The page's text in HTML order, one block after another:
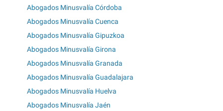
Abogados Minusvalía Córdoba
Abogados Minusvalía Cuenca
Abogados Minusvalía Gipuzkoa
Abogados Minusvalía Girona
Abogados Minusvalía Granada
Abogados Minusvalía Guadalajara
Abogados Minusvalía Huelva
Abogados Minusvalía Jaén